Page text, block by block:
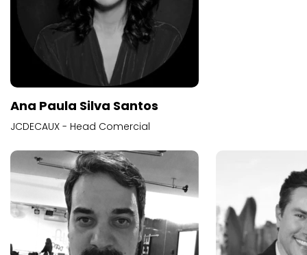
Ana Paula Silva Santos
JCDECAUX - Head Comercial